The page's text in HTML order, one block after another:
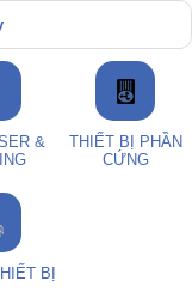
&
THIẾT BỊ PHẦN
CỨNG
BỊ